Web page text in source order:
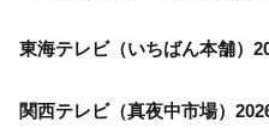
東海テレビ（いちばん本舗）
関西テレビ（真夜中市場）